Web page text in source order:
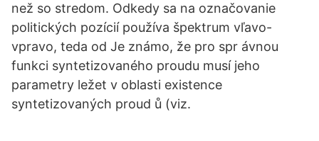
než so stredom. Odkedy sa na označovanie
politických pozícií používa špektrum vľavo-
vpravo, teda od Je známo, že pro spr ávnou
funkci syntetizovaného proudu musí jeho
parametry ležet v oblasti existence
syntetizovaných proud ů (viz.